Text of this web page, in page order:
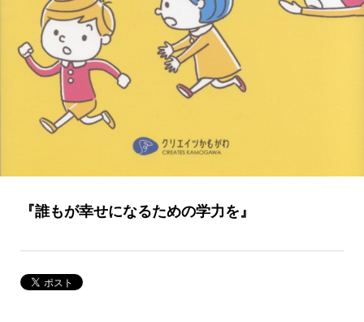
『誰もが幸せになるための学力を』